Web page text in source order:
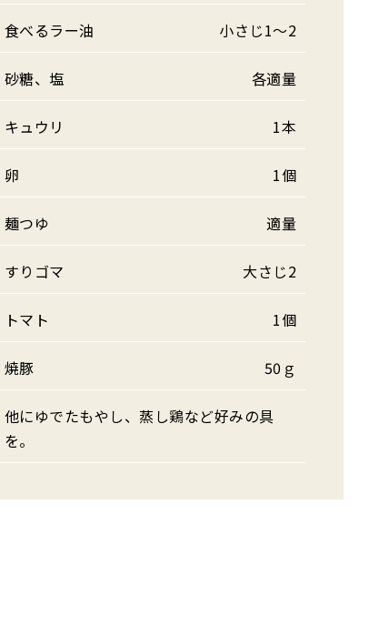
食べるラー油 小さじ1～2
砂糖、塩 各適量
キュウリ 1本
卵 1個
麺つゆ 適量
すりゴマ 大さじ2
トマト 1個
焼豚 50ｇ
他にゆでたもやし、蒸し鶏など好みの具
を。